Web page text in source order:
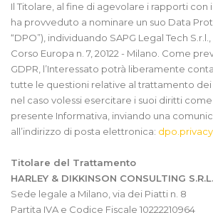
Il Titolare, al fine di agevolare i rapporti con
ha provveduto a nominare un suo Data
“DPO”), individuando SAPG Legal Tech
Corso Europa n. 7, 20122 - Milano. Come
GDPR, l’Interessato potrà liberamente
tutte le questioni relative al trattamento dei
nel caso volessi esercitare i suoi diritti
presente Informativa, inviando una
all’indirizzo di posta elettronica:
Titolare del Trattamento
HARLEY & DIKKINSON CONSULTING S.R.L.
Sede legale a Milano, via dei Piatti n. 8
Partita IVA e Codice Fiscale 10222210964